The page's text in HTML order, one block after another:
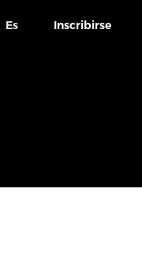
Es Inscribirse